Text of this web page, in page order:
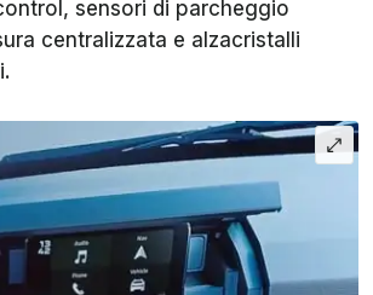
sensori di parcheggio
centralizzata e alzacristalli